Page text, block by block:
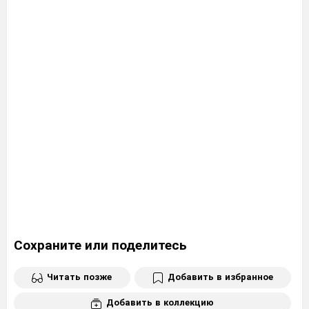
Сохраните или поделитесь
Читать позже Добавить в избранное
Добавить в коллекцию